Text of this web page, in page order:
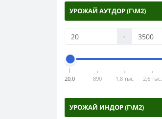
УРОЖАЙ АУТДОР (Г\М2)
-
20,0 890 1,8 тыс. 2,6 тыс.
УРОЖАЙ ИНДОР (Г\М2)